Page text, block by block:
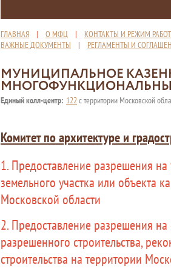
ГЛАВНАЯ | О МФЦ | КОНТАКТЫ И РЕЖИМ
ВАЖНЫЕ ДОКУМЕНТЫ | РЕГЛАМЕНТЫ И
МУНИЦИПАЛЬНОЕ
Единый колл-центр: 122с территории Московской
Комитет по архитектуре и
1. Предоставление разрешения
земельного участка или объекта
Московской области
2. Предоставление разрешения
разрешенного строительства,
строительства на территории